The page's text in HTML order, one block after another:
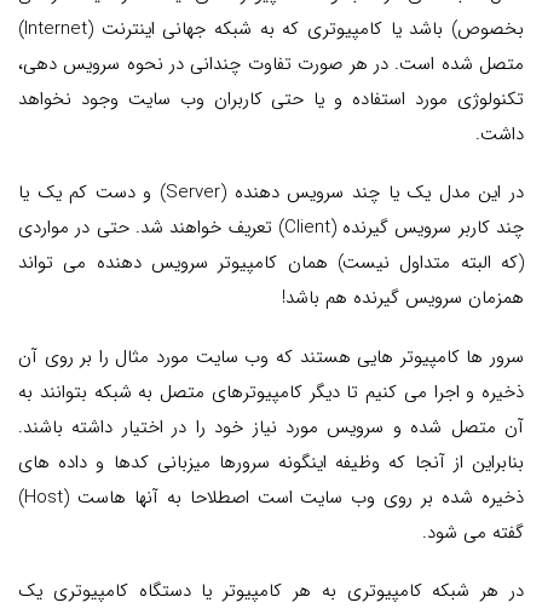
بخصوص) باشد یا کامپیوتری که به شبکه جهانی اینترنت (Internet)
متصل شده است. در هر صورت تفاوت چندانی در نحوه سرویس دهی،
تکنولوژی مورد استفاده و یا حتی کاربران وب سایت وجود نخواهد
داشت.
در این مدل یک یا چند سرویس دهنده (Server) و دست کم یک یا
چند کاربر سرویس گیرنده (Client) تعریف خواهند شد. حتی در مواردی
(که البته متداول نیست) همان کامپیوتر سرویس دهنده می تواند
همزمان سرویس گیرنده هم باشد!
سرور ها کامپیوتر هایی هستند که وب سایت مورد مثال را بر روی آن
ذخیره و اجرا می کنیم تا دیگر کامپیوترهای متصل به شبکه بتوانند به
آن متصل شده و سرویس مورد نیاز خود را در اختیار داشته باشند.
بنابراین از آنجا که وظیفه اینگونه سرورها میزبانی کدها و داده های
ذخیره شده بر روی وب سایت است اصطلاحا به آنها هاست (Host)
گفته می شود.
در هر شبکه کامپیوتری به هر کامپیوتر یا دستگاه کامپیوتری یک